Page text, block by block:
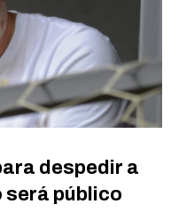
despedir a
será público